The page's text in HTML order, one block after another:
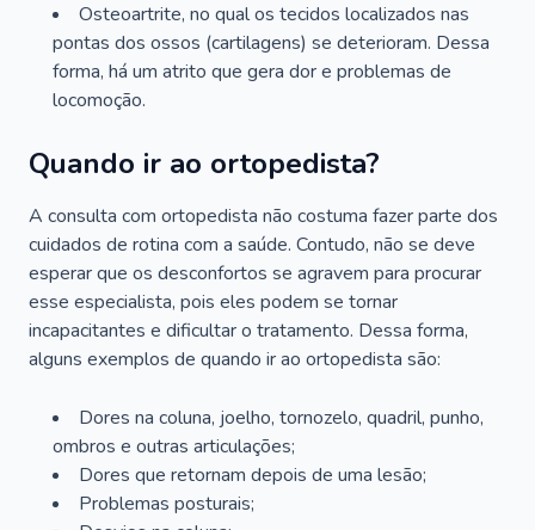
Osteoartrite, no qual os tecidos localizados nas
pontas dos ossos (cartilagens) se deterioram. Dessa
forma, há um atrito que gera dor e problemas de
locomoção.
Quando ir ao ortopedista?
A consulta com ortopedista não costuma fazer parte dos
cuidados de rotina com a saúde. Contudo, não se deve
esperar que os desconfortos se agravem para procurar
esse especialista, pois eles podem se tornar
incapacitantes e dificultar o tratamento. Dessa forma,
alguns exemplos de quando ir ao ortopedista são:
Dores na coluna, joelho, tornozelo, quadril, punho,
ombros e outras articulações;
Dores que retornam depois de uma lesão;
Problemas posturais;